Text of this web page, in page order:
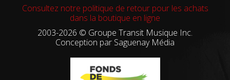
Consultez notre politique de retour pour les achats
dans la boutique en ligne
2003-2026 © Groupe Transit Musique Inc.
Conception par Saguenay Média